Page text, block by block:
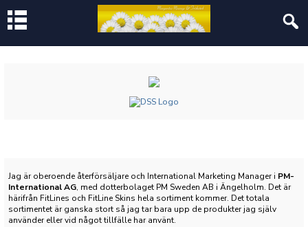
Jag är oberoende återförsäljare och International Marketing Manager i PM-
International AG, med dotterbolaget PM Sweden AB i Ängelholm. Det är
härifrån FitLines och FitLine Skins hela sortiment kommer. Det totala
sortimentet är ganska stort så jag tar bara upp de produkter jag själv
använder eller vid något tillfälle har använt.